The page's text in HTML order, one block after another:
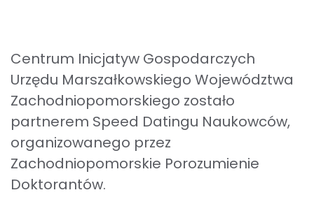
Centrum Inicjatyw Gospodarczych
Urzędu Marszałkowskiego Województwa
Zachodniopomorskiego zostało
partnerem Speed Datingu Naukowców,
organizowanego przez
Zachodniopomorskie Porozumienie
Doktorantów.